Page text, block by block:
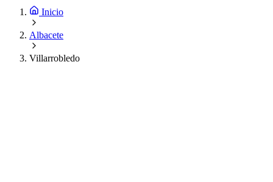
Inicio
Albacete
Villarrobledo